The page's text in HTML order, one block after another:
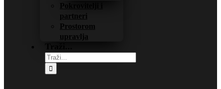
Pokrovitelji i
partneri
Prostorom
upravlja